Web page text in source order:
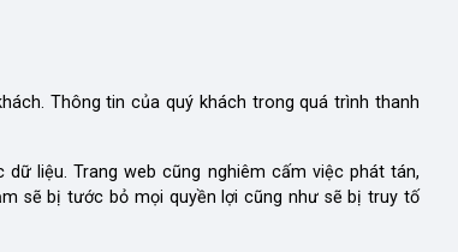
Thông tin của quý khách trong quá trình thanh
liệu. Trang web cũng nghiêm cấm việc phát tán,
sẽ bị tước bỏ mọi quyền lợi cũng như sẽ bị truy tố